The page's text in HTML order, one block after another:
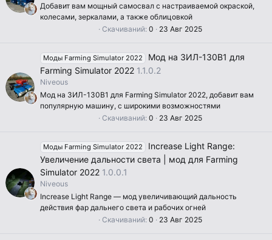
д
Добавит вам мощный самосвал с настраиваемой окраской,
колесами, зеркалами, а также облицовкой
0
0
з
в
ё
д
Скачиваний 0 23 Авг 2025
Моды Farming Simulator 2022
Мод на ЗИЛ-130В1 для
Farming Simulator 2022 1.1.0.2
Niveous
Мод на ЗИЛ-130В1 для Farming Simulator 2022, добавит вам
популярную машину, с широкими возможностями
0
0
з
в
ё
з
Скачиваний 0 23 Авг 2025
Моды Farming Simulator 2022
Increase Light Range:
Увеличение дальности света | мод для Farming
Simulator 2022 1.0.0.1
Niveous
Increase Light Range — мод увеличивающий дальность
действия фар дальнего света и рабочих огней
0 Скачиваний 0 23 Авг 2025